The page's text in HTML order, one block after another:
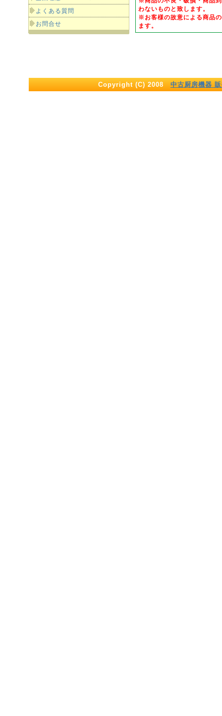
よくある質問
お問合せ
わないものと致します。
※お客様の故意による商品
ます。
Copyright (C) 2008 中古厨房機器